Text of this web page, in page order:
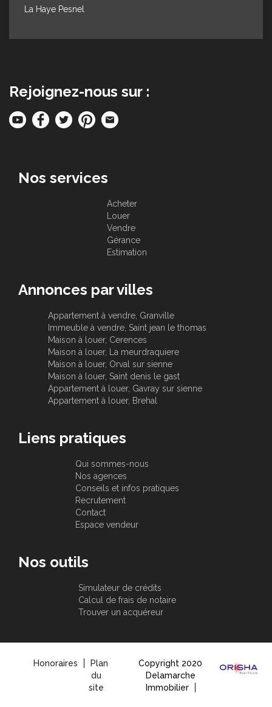
La Haye Pesnel
Rejoignez-nous sur :
Nos services
Acheter
Louer
Vendre
Gérance
Estimation
Annonces par villes
Appartement à vendre, Granville
Immeuble à vendre, Saint jean le thomas
Maison à louer, Cerences
Maison à louer, La meurdraquiere
Maison à louer, Orval sur sienne
Maison à louer, Saint denis le gast
Appartement à louer, Gavray sur sienne
Appartement à louer, Brehal
Liens pratiques
Qui sommes-nous
Nos agences
Conseils et infos pratiques
Recrutement
Contact
Espace vendeur
Nos outils
Simulateur de crédits
Calcul de frais de notaire
Trouver un acquéreur
Honoraires
Plan
du
site
Copyright 2020
Delamarche
Immobilier